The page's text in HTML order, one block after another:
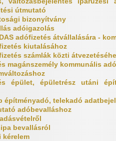
útmutató
bizonyítvány
adóigazolás
adófizetés átvállalására -
kiutalásához
számlák közti
magánszemély kommunális
épület, épületrész utáni
építményadó, telekadó
adóbevalláshoz
bevallásról
kérelem